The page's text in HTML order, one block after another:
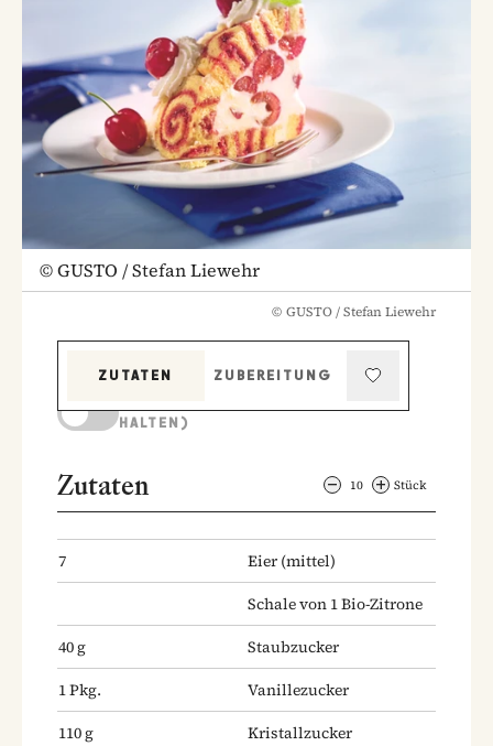
©GUSTO / Stefan Liewehr
© GUSTO / Stefan Liewehr
ZUTATEN
ZUBEREITUNG
HALTEN)
Zutaten 10 Stück
7 Eier (mittel)
Schale von 1 Bio-Zitrone
40g
Staubzucker
1Pkg.
Vanillezucker
110g
Kristallzucker